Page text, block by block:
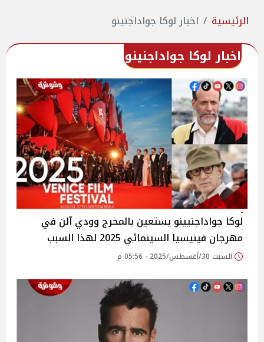
الرئيسية اخبار لوكا جواداجنينو
اخبار لوكا جواداجنينو
لوكا جواداجنيينو يستعين بالمخرج وودي آلن في
مهرجان فينيسيا السينمائي 2025 لهذا السبب
السبت 30/أغسطس/2025 - 05:56 م